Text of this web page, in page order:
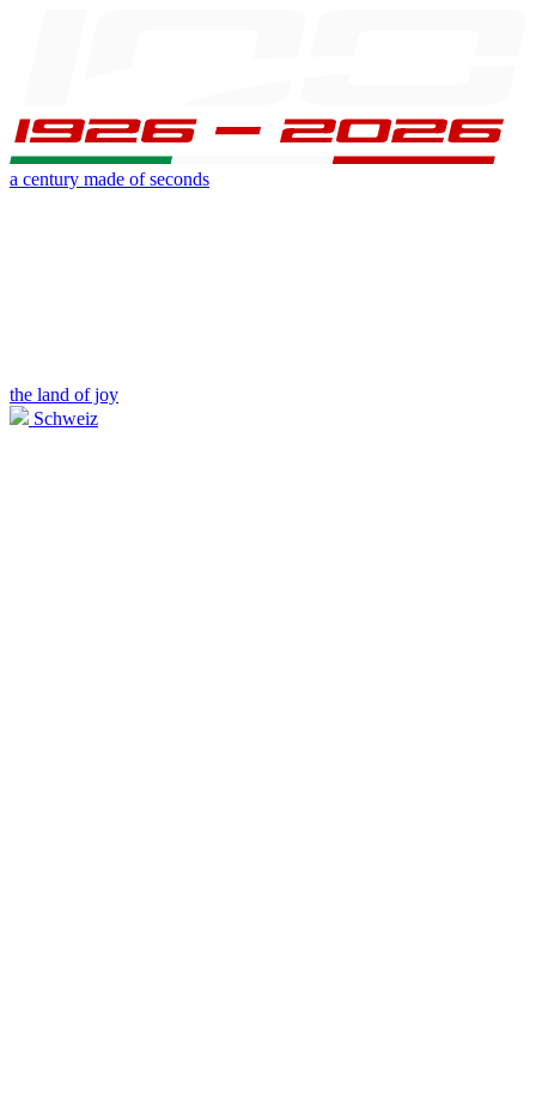
a century made of seconds
the land of joy
Schweiz